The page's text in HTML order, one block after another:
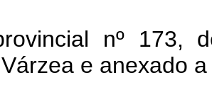
nº 173,
e anexado